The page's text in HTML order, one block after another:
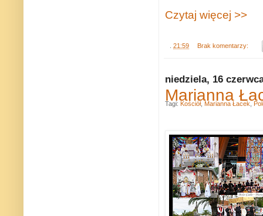
Czytaj więcej >>
21:59 Brak komentarzy:
niedziela, 16
Marianna
Tagi: Kościół, Marianna Łacek